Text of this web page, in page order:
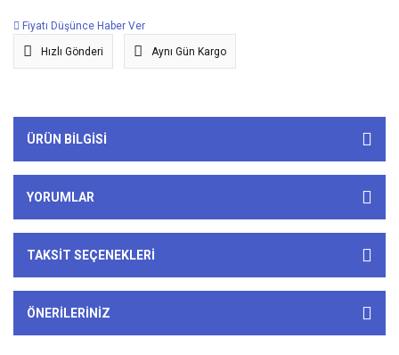
Fiyatı Düşünce Haber Ver
Hızlı Gönderi Aynı Gün Kargo
ÜRÜN BILGISI
YORUMLAR
TAKSIT SEÇENEKLERI
ÖNERILERINIZ